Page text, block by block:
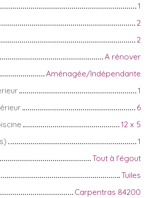
1
2
2
A rénover
Aménagée/Indépendante
1
6
12 x 5
1
Tout à l'égout
Tuiles
Carpentras 84200